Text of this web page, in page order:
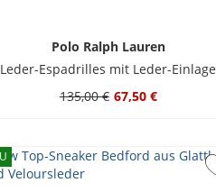
Polo Ralph Lauren
Leder-Espadrilles mit Leder-Einlage
135,00 € 67,50 €